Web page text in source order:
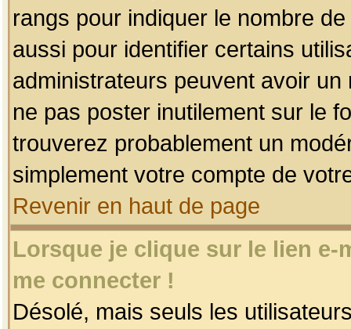
rangs pour indiquer le nombre
aussi pour identifier certains
administrateurs peuvent avoir
ne pas poster inutilement sur le
trouverez probablement un
simplement votre compte de
Revenir en haut de page
Lorsque je clique sur le lien
me connecter !
Désolé, mais seuls les